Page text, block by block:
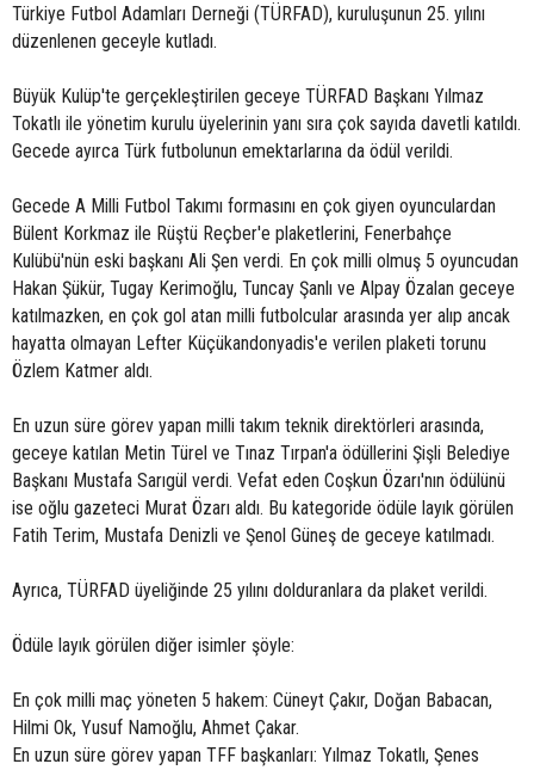
Türkiye Futbol Adamları Derneği (TÜRFAD), kuruluşunun 25. yılını
düzenlenen geceyle kutladı.
Büyük Kulüp'te gerçekleştirilen geceye TÜRFAD Başkanı Yılmaz
Tokatlı ile yönetim kurulu üyelerinin yanı sıra çok sayıda davetli katıldı.
Gecede ayırca Türk futbolunun emektarlarına da ödül verildi.
Gecede A Milli Futbol Takımı formasını en çok giyen oyunculardan
Bülent Korkmaz ile Rüştü Reçber'e plaketlerini, Fenerbahçe
Kulübü'nün eski başkanı Ali Şen verdi. En çok milli olmuş 5 oyuncudan
Hakan Şükür, Tugay Kerimoğlu, Tuncay Şanlı ve Alpay Özalan geceye
katılmazken, en çok gol atan milli futbolcular arasında yer alıp ancak
hayatta olmayan Lefter Küçükandonyadis'e verilen plaketi torunu
Özlem Katmer aldı.
En uzun süre görev yapan milli takım teknik direktörleri arasında,
geceye katılan Metin Türel ve Tınaz Tırpan'a ödüllerini Şişli Belediye
Başkanı Mustafa Sarıgül verdi. Vefat eden Coşkun Özarı'nın ödülünü
ise oğlu gazeteci Murat Özarı aldı. Bu kategoride ödüle layık görülen
Fatih Terim, Mustafa Denizli ve Şenol Güneş de geceye katılmadı.
Ayrıca, TÜRFAD üyeliğinde 25 yılını dolduranlara da plaket verildi.
Ödüle layık görülen diğer isimler şöyle:
En çok milli maç yöneten 5 hakem: Cüneyt Çakır, Doğan Babacan,
Hilmi Ok, Yusuf Namoğlu, Ahmet Çakar.
En uzun süre görev yapan TFF başkanları: Yılmaz Tokatlı, Şenes